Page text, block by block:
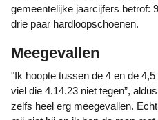
gemeentelijke jaarcijfers betrof:
drie paar hardloopschoenen.
Meegevallen
"Ik hoopte tussen de 4 en de 4,5 uur binnen te komen, dus dan
viel die 4.14.23 niet tegen”,
zelfs heel erg meegevallen.